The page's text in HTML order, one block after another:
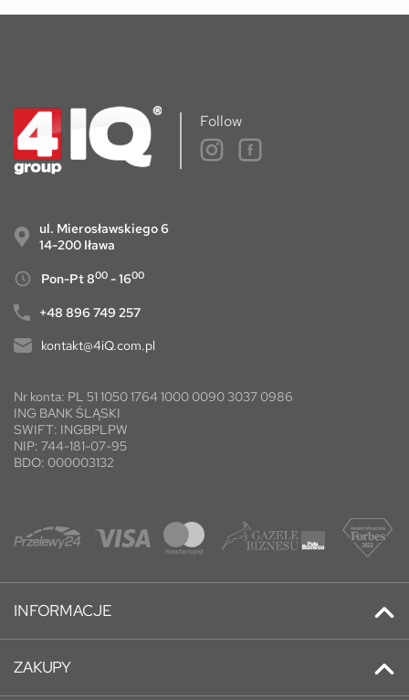
Follow
ul. Mierosławskiego 6
14-200 Iława
Pon-Pt 800 - 1600
+48 896 749 257
kontakt@4iQ.com.pl
Nr konta: PL 51 1050 1764 1000 0090 3037 0986
ING BANK ŚLĄSKI
SWIFT: INGBPLPW
NIP: 744-181-07-95
BDO: 000003132
INFORMACJE
Kontakt
Promocje
ZAKUPY